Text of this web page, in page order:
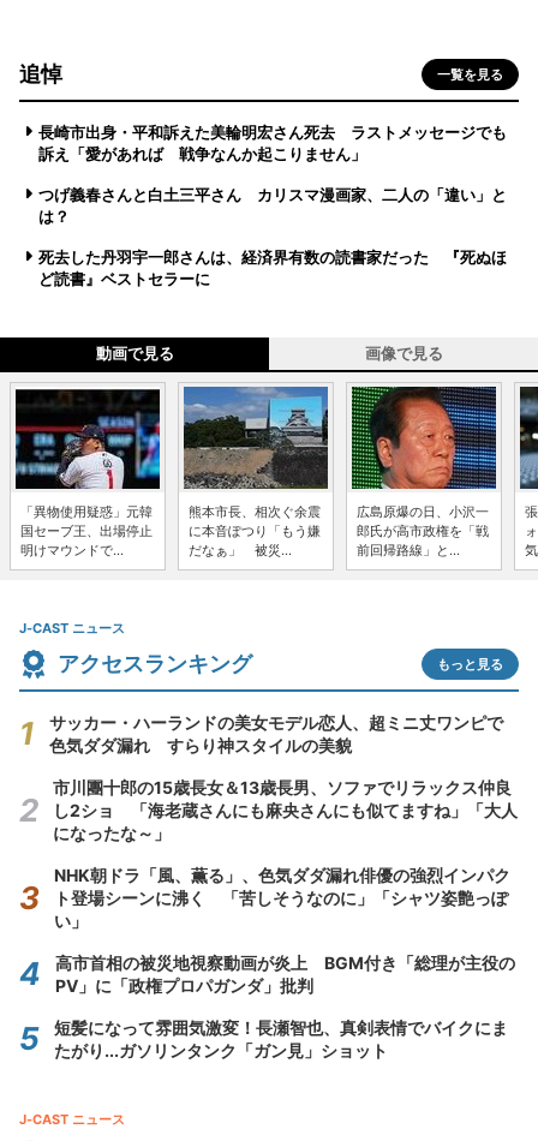
追悼 一覧を見る
長崎市出身・平和訴えた美輪明宏さん死去 ラストメッセージでも
訴え「愛があれば 戦争なんか起こりません」
つげ義春さんと白土三平さん カリスマ漫画家、二人の「違い」と
は？
死去した丹羽宇一郎さんは、経済界有数の読書家だった 『死ぬほ
ど読書』ベストセラーに
動画で見る 画像で見る
「異物使用疑惑」元韓
国セーブ王、出場停止
明けマウンドで...
熊本市長、相次ぐ余震
に本音ぽつり「もう嫌
だなぁ」 被災...
広島原爆の日、小沢一
郎氏が高市政権を「戦
前回帰路線」と...
J-CAST ニュース
アクセスランキング もっと見る
サッカー・ハーランドの美女モデル恋人、超ミニ丈ワンピで
色気ダダ漏れ すらり神スタイルの美貌
市川團十郎の15歳長女＆13歳長男、ソファでリラックス仲良
し2ショ 「海老蔵さんにも麻央さんにも似てますね」「大人
になったな～」
NHK朝ドラ「風、薫る」、色気ダダ漏れ俳優の強烈インパク
ト登場シーンに沸く 「苦しそうなのに」「シャツ姿艶っぽ
い」
高市首相の被災地視察動画が炎上 BGM付き「総理が主役の
PV」に「政権プロパガンダ」批判
短髪になって雰囲気激変！長瀬智也、真剣表情でバイクにま
たがり...ガソリンタンク「ガン見」ショット
J-CAST ニュース